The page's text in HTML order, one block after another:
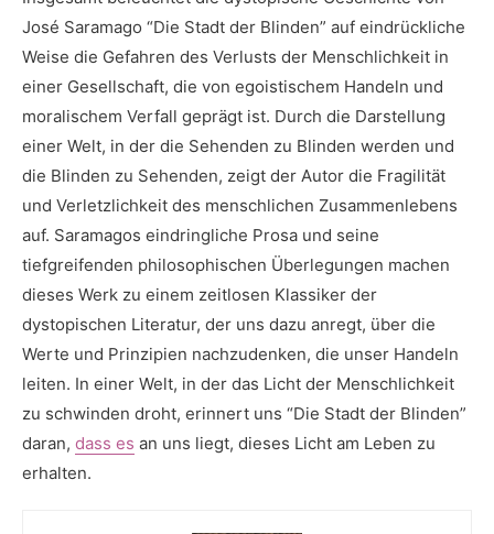
José⁣ Saramago “Die Stadt ‍der Blinden” auf eindrückliche
‌Weise ⁣die Gefahren ⁤des Verlusts der Menschlichkeit in⁤
einer​ Gesellschaft, die von ⁢egoistischem⁤ Handeln und
moralischem Verfall geprägt ist. Durch die Darstellung
einer Welt, ​in der die Sehenden zu Blinden werden und
die Blinden ​zu Sehenden, ⁣zeigt der‍ Autor⁣ die Fragilität
und Verletzlichkeit des menschlichen ⁣Zusammenlebens
auf. Saramagos ⁢eindringliche Prosa und seine
tiefgreifenden philosophischen Überlegungen machen
dieses ⁢Werk zu einem zeitlosen Klassiker der
dystopischen Literatur, der uns dazu anregt, über die⁢
Werte und Prinzipien nachzudenken, die‍ unser Handeln
leiten. In einer Welt, in der das ​Licht der ​Menschlichkeit
zu ⁣schwinden droht, erinnert ‌uns “Die Stadt ⁣der ​Blinden”
daran, dass es an uns liegt, dieses Licht am ⁢Leben zu
erhalten.